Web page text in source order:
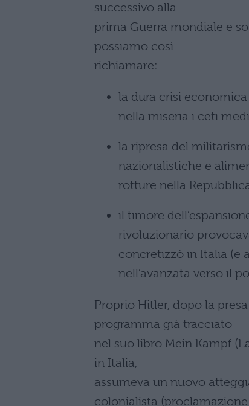
successivo alla
prima Guerra mondiale e
possiamo così
richiamare:
la dura crisi
nella miseria i ceti medi
la ripresa del
nazionalistiche e
rotture nella
il timore
rivoluzionario
concretizzò in Italia (e
nell’avanzata verso il
Proprio Hitler, dopo la
programma già tracciato
nel suo libro Mein Kampf
in Italia,
assumeva un nuovo
colonialista (proclamazione